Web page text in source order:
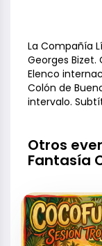
La Compañía
Georges
Elenco
Colón de
intervalo.
Otros
Fantasía